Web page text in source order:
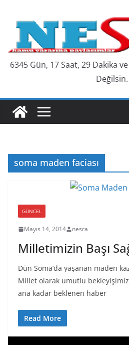
content
6345 Gün, 17 Saat, 29 Dakika
Değilsin.
soma maden faciası
GÜNCEL
Mayıs 14, 2014 nesra
Milletimizin Başı
Dün Soma’da yaşanan maden
Millet olarak umutlu
ana kadar beklenen haber
Read More